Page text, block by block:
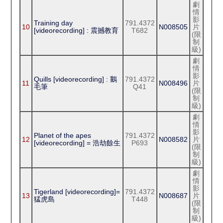
10 Training day
[videorecording] : 震撼教育
791.4372
T682
N008505
劇
情
影
片
(限
制
級)
11
Quills [videorecording] : 鵝
毛筆
791.4372
Q41
N008496
劇
情
影
片
(限
制
級)
12
Planet of the apes
[videorecording] = 浩劫餘生
791.4372
P693
N008582
劇
情
影
片
(限
制
級)
13 Tigerland [videorecording]=
猛虎島
791.4372
T448
N008687
劇
情
影
片
(限
制
級)